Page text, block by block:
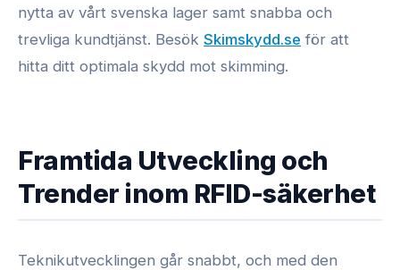
nytta av vårt svenska lager samt snabba och
trevliga kundtjänst. Besök Skimskydd.se för att
hitta ditt optimala skydd mot skimming.
Framtida Utveckling och
Trender inom RFID-säkerhet
Teknikutvecklingen går snabbt, och med den